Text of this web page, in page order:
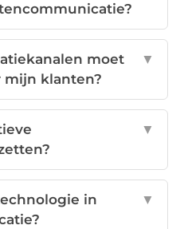
moet
mijn klanten?
▼
▼
in
▼